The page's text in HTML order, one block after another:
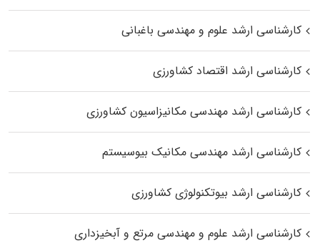
کارشناسی ارشد علوم و مهندسی باغبانی
کارشناسی ارشد اقتصاد کشاورزی
کارشناسی ارشد مهندسی مکانیزاسیون کشاورزی
کارشناسی ارشد مهندسی مکانیک بیوسیستم
کارشناسی ارشد بیوتکنولوژی کشاورزی
کارشناسی ارشد علوم و مهندسی مرتع و آبخیزداری